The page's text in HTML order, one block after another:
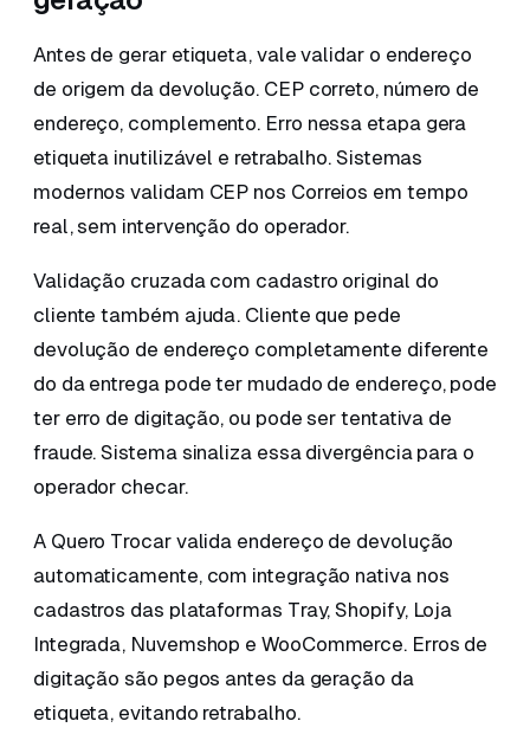
Antes de gerar etiqueta, vale validar o endereço
de origem da devolução. CEP correto, número de
endereço, complemento. Erro nessa etapa gera
etiqueta inutilizável e retrabalho. Sistemas
modernos validam CEP nos Correios em tempo
real, sem intervenção do operador.
Validação cruzada com cadastro original do
cliente também ajuda. Cliente que pede
devolução de endereço completamente diferente
do da entrega pode ter mudado de endereço, pode
ter erro de digitação, ou pode ser tentativa de
fraude. Sistema sinaliza essa divergência para o
operador checar.
A Quero Trocar valida endereço de devolução
automaticamente, com integração nativa nos
cadastros das plataformas Tray, Shopify, Loja
Integrada, Nuvemshop e WooCommerce. Erros de
digitação são pegos antes da geração da
etiqueta, evitando retrabalho.